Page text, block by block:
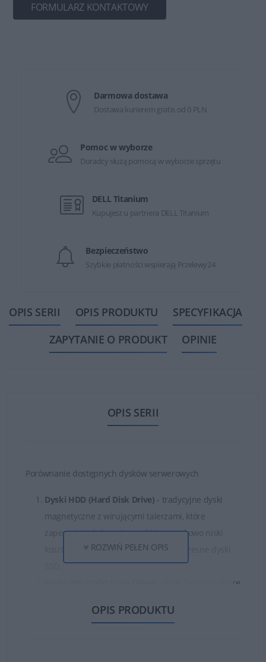
FORMULARZ KONTAKTOWY
Darmowa dostawa
Dostawa kurierem gratis od 0 PLN
Pomoc w wyborze
Doradcy służą pomocą w wyborze sprzętu
DELL Titanium
Kupujesz u partnera DELL Titanium
Bezpieczeństwo
Szybkie płatności wspierają Przelewy24
OPIS SERII OPIS PRODUKTU
SPECYFIKACJA
ZAPYTANIE O PRODUKT
OPINIE
OPIS SERII
Porównanie dostępnych dysków serwerowych
Dyski HDD (Hard Disk Drive) - tradycyjne dyski
magnetyczne z wirującymi talerzami, które
zapewniają dużą pojemność i stosunkowo niski
koszt, ale są mniej wydajne niż nowoczesne dyski
- dyski flashowe, które
dostępu do danych niż dyski magnetyczne.
ROZWIŃ PEŁEN OPIS
OPIS PRODUKTU